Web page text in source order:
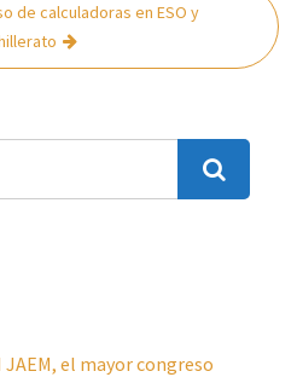
de calculadoras en ESO y
JAEM, el mayor congreso